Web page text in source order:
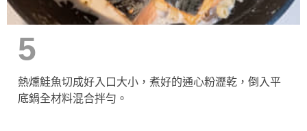
5
熱燻鮭魚切成好入口大小，煮好的通心粉瀝乾，倒入平
底鍋全材料混合拌勻。